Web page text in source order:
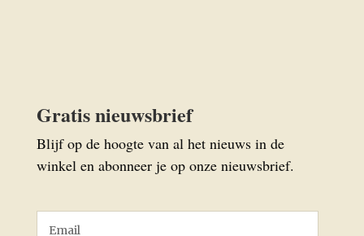
Gratis nieuwsbrief
Blijf op de hoogte van al het nieuws in de
winkel en abonneer je op onze nieuwsbrief.